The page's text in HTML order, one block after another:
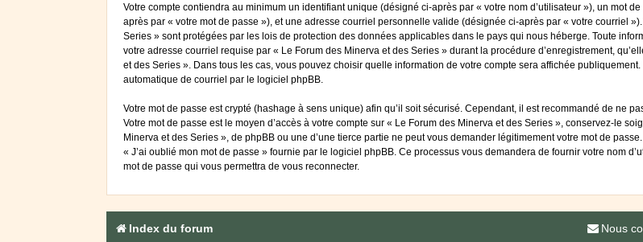
Votre compte contiendra au minimum un identifiant unique (désigné ci-après par « votre nom d’utilisateur »), un mot
après par « votre mot de passe »), et une adresse courriel personnelle valide (désignée ci-après par « votre courriel
Series » sont protégées par les lois de protection des données applicables dans le pays qui nous héberge. Toute
votre adresse courriel requise par « Le Forum des Minerva et des Series » durant la procédure d’enregistrement,
et des Series ». Dans tous les cas, vous pouvez choisir quelle information de votre compte sera affichée
automatique de courriel par le logiciel phpBB.
Votre mot de passe est crypté (hashage à sens unique) afin qu’il soit sécurisé. Cependant, il est recommandé de ne
Votre mot de passe est le moyen d’accès à votre compte sur « Le Forum des Minerva et des Series », conservez-le
Minerva et des Series », de phpBB ou une d’une tierce partie ne peut vous demander légitimement votre mot de
« J’ai oublié mon mot de passe » fournie par le logiciel phpBB. Ce processus vous demandera de fournir votre nom
mot de passe qui vous permettra de vous reconnecter.
Index du forum Nous